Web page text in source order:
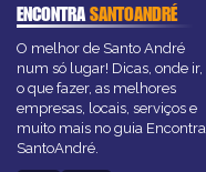
ENCONTRASANTOANDRÉ
O melhor de Santo André
num só lugar! Dicas, onde ir,
o que fazer, as melhores
empresas, locais, serviços e
muito mais no guia Encontra
SantoAndré.